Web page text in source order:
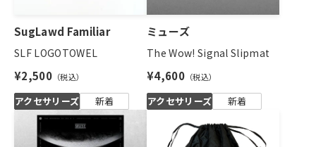
SugLawd Familiar
SLF LOGOTOWEL
¥2,500
アクセサリーズ 新着
ミューズ
The Wow! Signal Slipmat
¥4,600
アクセサリーズ 新着